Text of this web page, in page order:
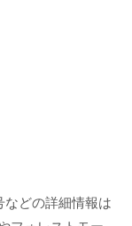
どの詳細情報は